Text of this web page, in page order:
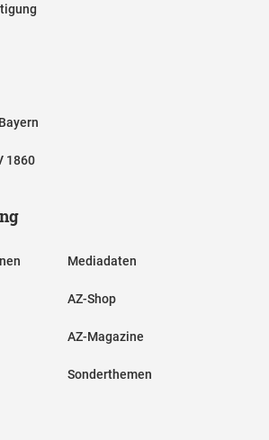
1860
Mediadaten
AZ-Shop
AZ-Magazine
Sonderthemen